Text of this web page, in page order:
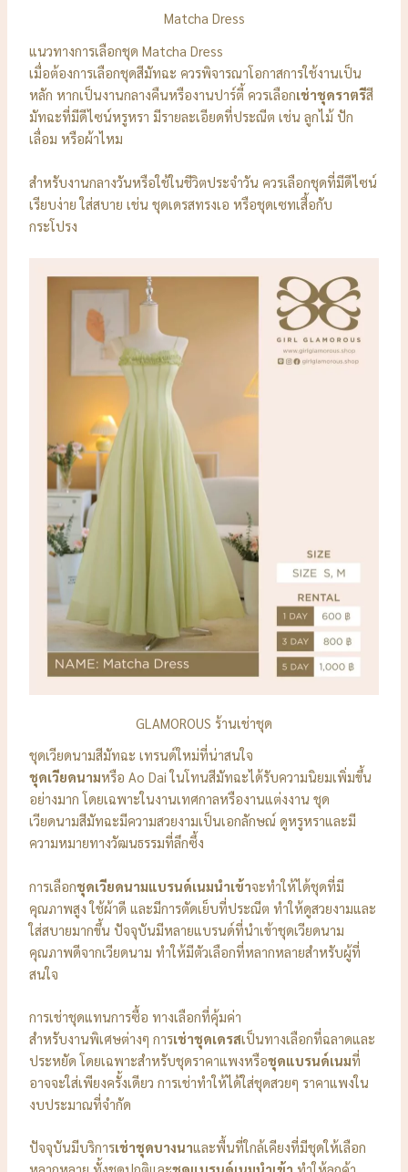
Matcha Dress
แนวทางการเลือกชุด Matcha Dress
เมื่อต้องการเลือกชุดสีมัทฉะ ควรพิจารณาโอกาสการใช้งานเป็น
หลัก หากเป็นงานกลางคืนหรืองานปาร์ตี้ ควรเลือกเช่าชุดราตรีสี
มัทฉะที่มีดีไซน์หรูหรา มีรายละเอียดที่ประณีต เช่น ลูกไม้ ปัก
เลื่อม หรือผ้าไหม
สำหรับงานกลางวันหรือใช้ในชีวิตประจำวัน ควรเลือกชุดที่มีดีไซน์
เรียบง่าย ใส่สบาย เช่น ชุดเดรสทรงเอ หรือชุดเซทเสื้อกับ
กระโปรง
GLAMOROUS ร้านเช่าชุด
ชุดเวียดนามสีมัทฉะ เทรนด์ใหม่ที่น่าสนใจ
ชุดเวียดนามหรือ Ao Dai ในโทนสีมัทฉะได้รับความนิยมเพิ่มขึ้น
อย่างมาก โดยเฉพาะในงานเทศกาลหรืองานแต่งงาน ชุด
เวียดนามสีมัทฉะมีความสวยงามเป็นเอกลักษณ์ ดูหรูหราและมี
ความหมายทางวัฒนธรรมที่ลึกซึ้ง
การเลือกชุดเวียดนามแบรนด์เนมนำเข้าจะทำให้ได้ชุดที่มี
คุณภาพสูง ใช้ผ้าดี และมีการตัดเย็บที่ประณีต ทำให้ดูสวยงามและ
ใส่สบายมากขึ้น ปัจจุบันมีหลายแบรนด์ที่นำเข้าชุดเวียดนาม
คุณภาพดีจากเวียดนาม ทำให้มีตัวเลือกที่หลากหลายสำหรับผู้ที่
สนใจ
การเช่าชุดแทนการซื้อ ทางเลือกที่คุ้มค่า
สำหรับงานพิเศษต่างๆ การเช่าชุดเดรสเป็นทางเลือกที่ฉลาดและ
ประหยัด โดยเฉพาะสำหรับชุดราคาแพงหรือชุดแบรนด์เนมที่
อาจจะใส่เพียงครั้งเดียว การเช่าทำให้ได้ใส่ชุดสวยๆ ราคาแพงใน
งบประมาณที่จำกัด
ปัจจุบันมีบริการเช่าชุดบางนาและพื้นที่ใกล้เคียงที่มีชุดให้เลือก